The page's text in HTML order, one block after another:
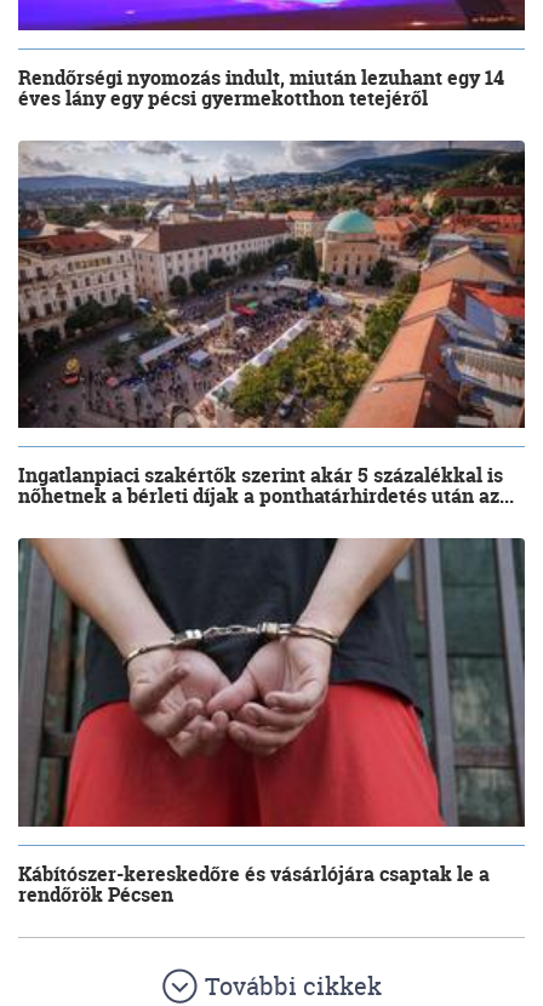
Rendőrségi nyomozás indult, miután lezuhant egy 14
éves lány egy pécsi gyermekotthon tetejéről
Ingatlanpiaci szakértők szerint akár 5 százalékkal is
nőhetnek a bérleti díjak a ponthatárhirdetés után az...
Kábítószer-kereskedőre és vásárlójára csaptak le a
rendőrök Pécsen
További cikkek